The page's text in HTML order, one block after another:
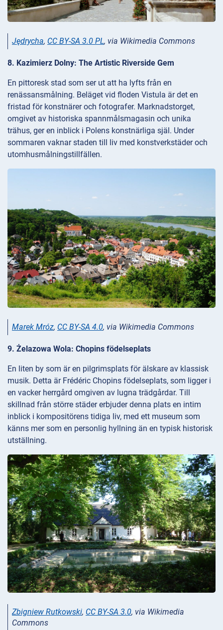
Jędrycha, CC BY-SA 3.0 PL, via Wikimedia Commons
8. Kazimierz Dolny: The Artistic Riverside Gem
En pittoresk stad som ser ut att ha lyfts från en
renässansmålning. Beläget vid floden Vistula är det en
fristad för konstnärer och fotografer. Marknadstorget,
omgivet av historiska spannmålsmagasin och unika
trähus, ger en inblick i Polens konstnärliga själ. Under
sommaren vaknar staden till liv med konstverkstäder och
utomhusmålningstillfällen.
Marek Mróz, CC BY-SA 4.0, via Wikimedia Commons
9. Żelazowa Wola: Chopins födelseplats
En liten by som är en pilgrimsplats för älskare av klassisk
musik. Detta är Frédéric Chopins födelseplats, som ligger i
en vacker herrgård omgiven av lugna trädgårdar. Till
skillnad från större städer erbjuder denna plats en intim
inblick i kompositörens tidiga liv, med ett museum som
känns mer som en personlig hyllning än en typisk historisk
utställning.
Zbigniew Rutkowski, CC BY-SA 3.0, via Wikimedia
Commons